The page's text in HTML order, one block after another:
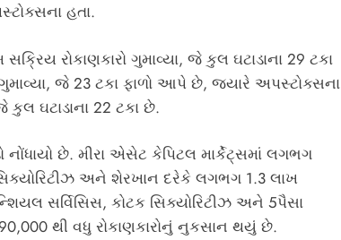
હતા.
રોકાણકારો ગુમાવ્યા, જે કુલ ઘટાડાના 29 ટકા
જે 23 ટકા ફાળો આપે છે, જ્યારે અપસ્ટોક્સના
કુલ ઘટાડાના 22 ટકા છે.
નોંધાયો છે. મીરા એસેટ કેપિટલ માર્કેટ્સમાં લગભગ
અને શેરખાન દરેકે લગભગ 1.3 લાખ
સર્વિસિસ, કોટક સિક્યોરિટીઝ અને 5પૈસા
થી વધુ રોકાણકારોનું નુકસાન થયું છે.